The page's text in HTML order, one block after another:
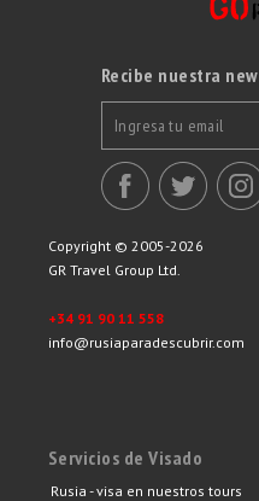
Recibe nuestra
Copyright © 2005-2026
GR Travel Group Ltd.
+34 91 90 11 558
info@rusiaparadescubrir.com
Servicios de Visado
Rusia - visa en nuestros tours